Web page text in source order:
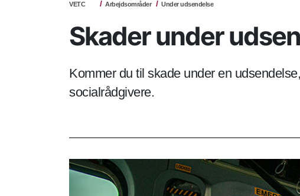
VETC Arbejdsområder Under udsendelse
Skader under
Kommer du til skade under en
socialrådgivere.